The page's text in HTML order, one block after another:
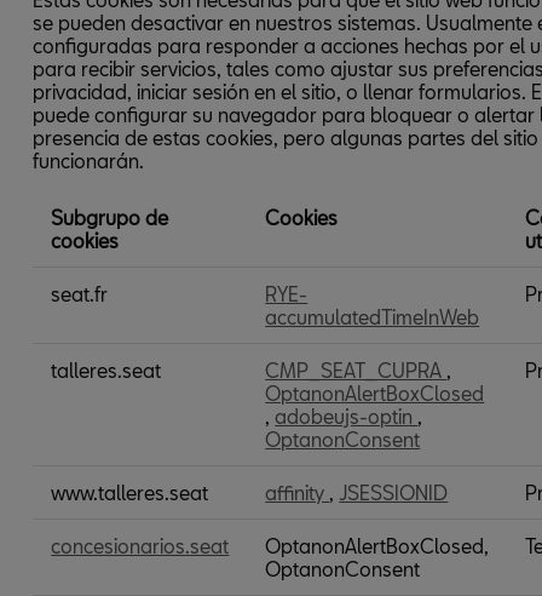
se pueden desactivar en nuestros sistemas. Usualmente
configuradas para responder a acciones hechas por el
para recibir servicios, tales como ajustar sus
privacidad, iniciar sesión en el sitio, o llenar formularios.
puede configurar su navegador para bloquear o alertar
presencia de estas cookies, pero algunas partes del
funcionarán.
técnicas
Subgrupo de
cookies
Cookies
seat.fr
RYE-
accumulatedTimeInWeb
talleres.seat CMP_SEAT_CUPRA ,
OptanonAlertBoxClosed
,adobeujs-optin ,
OptanonConsent
www.talleres.seat affinity , JSESSIONID
concesionarios.seat
OptanonAlertBoxClosed,
OptanonConsent